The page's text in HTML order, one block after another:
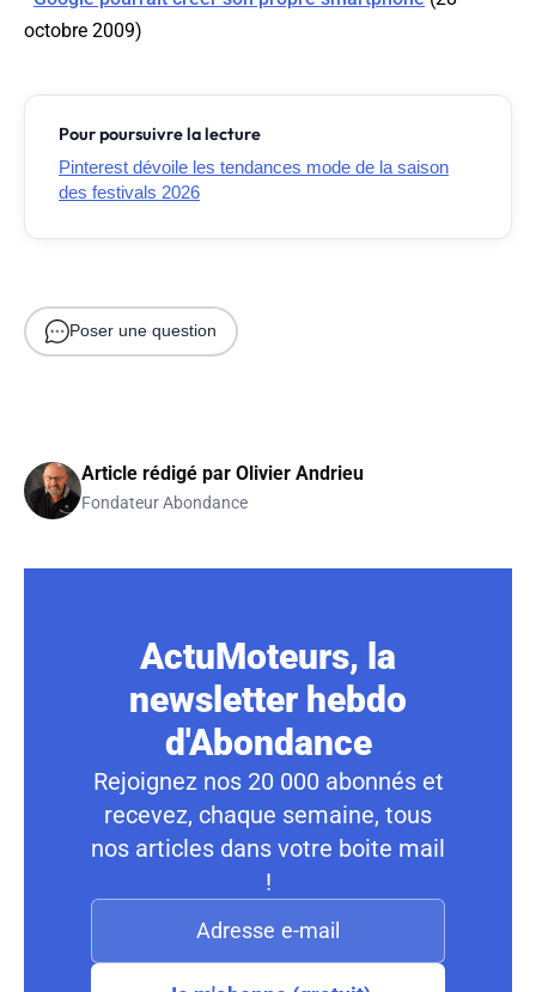
octobre 2009)
Pour poursuivre la lecture
Pinterest dévoile les tendances mode de la saison
des festivals 2026
Poser une question
Article rédigé par Olivier Andrieu
Fondateur Abondance
ActuMoteurs, la
newsletter hebdo
d'Abondance
Rejoignez nos 20 000 abonnés et
recevez, chaque semaine, tous
nos articles dans votre boite mail
!